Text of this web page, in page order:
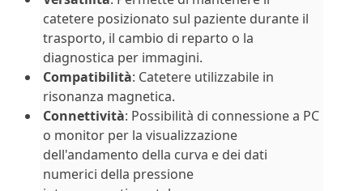
catetere posizionato sul paziente durante il
trasporto, il cambio di reparto o la
diagnostica per immagini.
Compatibilità: Catetere utilizzabile in
risonanza magnetica.
Connettività: Possibilità di connessione a PC
o monitor per la visualizzazione
dell'andamento della curva e dei dati
numerici della pressione